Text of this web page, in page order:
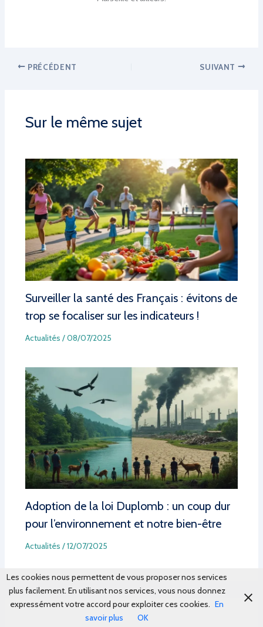
PRÉCÉDENT SUIVANT
Sur le même sujet
Surveiller la santé des Français : évitons de
trop se focaliser sur les indicateurs !
Actualités /08/07/2025
Adoption de la loi Duplomb : un coup dur
pour l’environnement et notre bien-être
Actualités /12/07/2025
Les cookies nous permettent de vous proposer nos services
plus facilement. En utilisant nos services, vous nous donnez
expressément votre accord pour exploiter ces cookies. En
savoir plus
OK